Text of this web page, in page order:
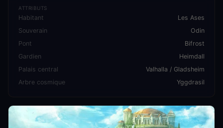
ATTRIBUTS
Habitant
Les Ases
Souverain
Odin
Pont
Bifrost
Gardien
Heimdall
Palais central
Valhalla / Gladsheim
Arbre cosmique
Yggdrasil